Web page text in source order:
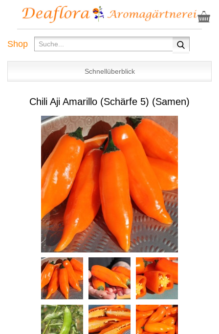
Shop
Schnellüberblick
Chili Aji Amarillo (Schärfe 5) (Samen)